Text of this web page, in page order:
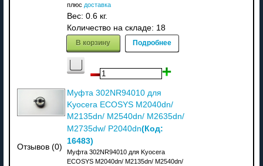
плюс доставка
Вес: 0.6 кг.
Количество на складе: 18
В корзину Подробнее
Отзывов (0)
Муфта 302NR94010 для
Kyocera ECOSYS M2040dn/
M2135dn/ M2540dn/ M2635dn/
M2735dw/ P2040dn(Код:
16483)
Муфта 302NR94010 для Kyocera
ECOSYS M2040dn/ M2135dn/ M2540dn/